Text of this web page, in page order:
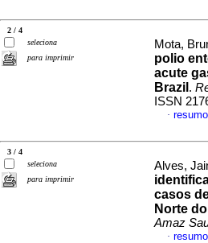
2 / 4
seleciona
para imprimir
Mota,
polio
acute
Brazil .
ISSN
·
3 / 4
seleciona
para imprimir
Alves,
casos
Norte
Amaz
·